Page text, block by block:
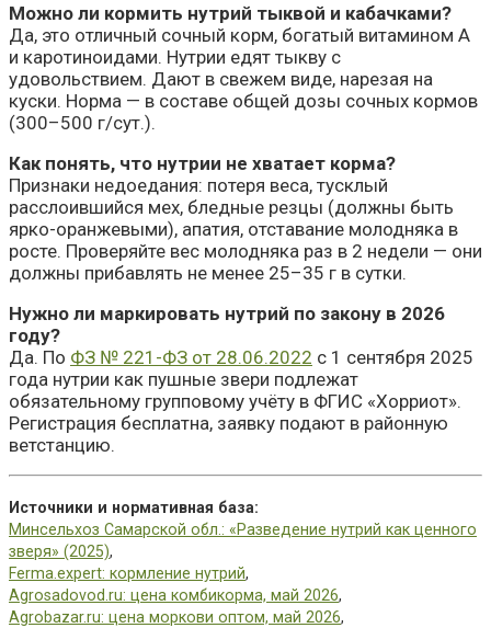
Можно ли кормить нутрий тыквой и кабачками?
Да, это отличный сочный корм, богатый витамином А
и каротиноидами. Нутрии едят тыкву с
удовольствием. Дают в свежем виде, нарезая на
куски. Норма — в составе общей дозы сочных кормов
(300–500 г/сут.).
Как понять, что нутрии не хватает корма?
Признаки недоедания: потеря веса, тусклый
расслоившийся мех, бледные резцы (должны быть
ярко-оранжевыми), апатия, отставание молодняка в
росте. Проверяйте вес молодняка раз в 2 недели — они
должны прибавлять не менее 25–35 г в сутки.
Нужно ли маркировать нутрий по закону в 2026
году?
Да. По ФЗ № 221-ФЗ от 28.06.2022 с 1 сентября 2025
года нутрии как пушные звери подлежат
обязательному групповому учёту в ФГИС «Хорриот».
Регистрация бесплатна, заявку подают в районную
ветстанцию.
Источники и нормативная база:
Минсельхоз Самарской обл.: «Разведение нутрий как ценного
зверя» (2025),
Ferma.expert: кормление нутрий,
Agrosadovod.ru: цена комбикорма, май 2026,
Agrobazar.ru: цена моркови оптом, май 2026,